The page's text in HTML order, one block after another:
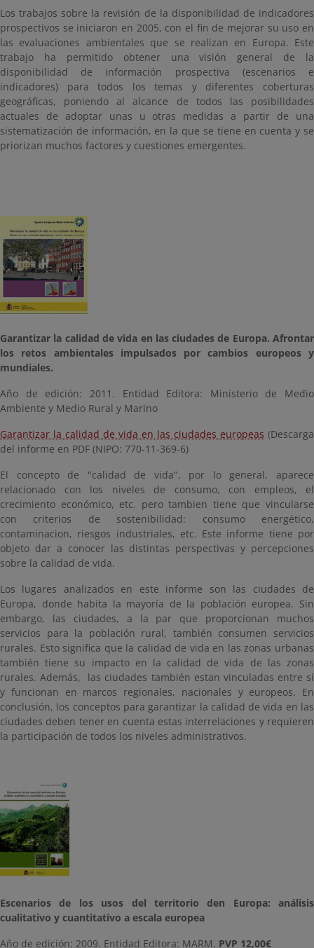
Los trabajos sobre la revisión de la disponibilidad de indicadores
prospectivos se iniciaron en 2005, con el fin de mejorar su uso en
las evaluaciones ambientales que se realizan en Europa. Este
trabajo ha permitido obtener una visión general de la
disponibilidad de información prospectiva (escenarios e
indicadores) para todos los temas y diferentes coberturas
geográficas, poniendo al alcance de todos las posibilidades
actuales de adoptar unas u otras medidas a partir de una
sistematización de información, en la que se tiene en cuenta y se
priorizan muchos factores y cuestiones emergentes.
Garantizar la calidad de vida en las ciudades de Europa. Afrontar
los retos ambientales impulsados por cambios europeos y
mundiales.
Año de edición: 2011. Entidad Editora: Ministerio de Medio
Ambiente y Medio Rural y Marino
Garantizar la calidad de vida en las ciudades europeas (Descarga
del informe en PDF (NIPO: 770-11-369-6)
El concepto de "calidad de vida", por lo general, aparece
relacionado con los niveles de consumo, con empleos, el
crecimiento económico, etc. pero tambien tiene que vincularse
con criterios de sostenibilidad: consumo energético,
contaminacion, riesgos industriales, etc. Este informe tiene por
objeto dar a conocer las distintas perspectivas y percepciones
sobre la calidad de vida.
Los lugares analizados en este informe son las ciudades de
Europa, donde habita la mayoría de la población europea. Sin
embargo, las ciudades, a la par que proporcionan muchos
servicios para la población rural, también consumen servicios
rurales. Esto significa que la calidad de vida en las zonas urbanas
también tiene su impacto en la calidad de vida de las zonas
rurales. Además, las ciudades también estan vinculadas entre sí
y funcionan en marcos regionales, nacionales y europeos. En
conclusión, los conceptos para garantizar la calidad de vida en las
ciudades deben tener en cuenta estas interrelaciones y requieren
la participación de todos los niveles administrativos.
Escenarios de los usos del territorio den Europa: análisis
cualitativo y cuantitativo a escala europea
Año de edición: 2009. Entidad Editora: MARM. PVP 12,00€